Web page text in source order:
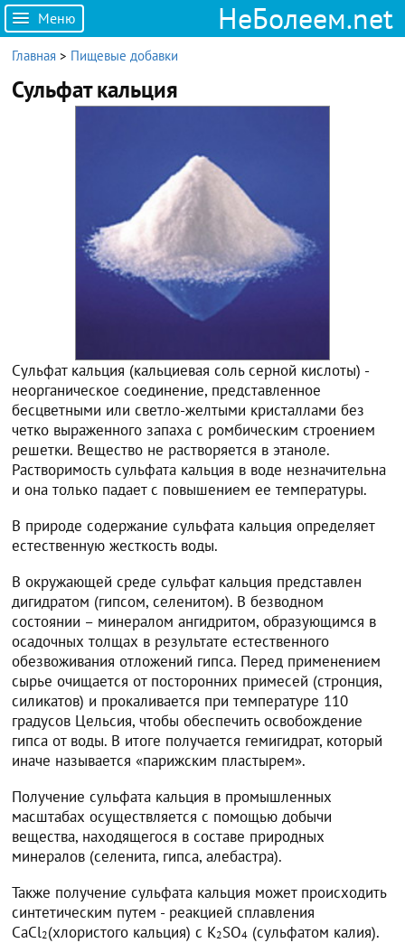
Меню НеБолеем.net
Главная > Пищевые добавки
Сульфат кальция
Сульфат кальция (кальциевая соль серной кислоты) -
неорганическое соединение, представленное
бесцветными или светло-желтыми кристаллами без
четко выраженного запаха с ромбическим строением
решетки. Вещество не растворяется в этаноле.
Растворимость сульфата кальция в воде незначительна
и она только падает с повышением ее температуры.
В природе содержание сульфата кальция определяет
естественную жесткость воды.
В окружающей среде сульфат кальция представлен
дигидратом (гипсом, селенитом). В безводном
состоянии – минералом ангидритом, образующимся в
осадочных толщах в результате естественного
обезвоживания отложений гипса. Перед применением
сырье очищается от посторонних примесей (стронция,
силикатов) и прокаливается при температуре 110
градусов Цельсия, чтобы обеспечить освобождение
гипса от воды. В итоге получается гемигидрат, который
иначе называется «парижским пластырем».
Получение сульфата кальция в промышленных
масштабах осуществляется с помощью добычи
вещества, находящегося в составе природных
минералов (селенита, гипса, алебастра).
Также получение сульфата кальция может происходить
синтетическим путем - реакцией сплавления
CaCl2(хлористого кальция) с K2SO4 (сульфатом калия).